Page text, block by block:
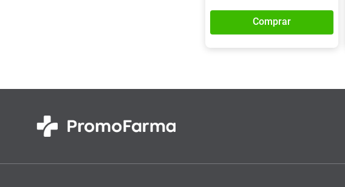
Comprar